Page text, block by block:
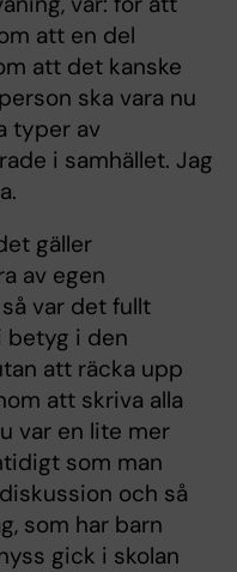
att en del
att det kanske
ska vara nu
typer av
i samhället. Jag
gäller
av egen
var det fullt
betyg i den
att räcka upp
att skriva alla
var en lite mer
som man
och så
som har barn
gick i skolan